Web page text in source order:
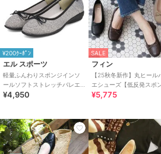
¥200ｸｰﾎﾟﾝ
エル スポーツ
軽量ふんわりスポンジインソ
ールソフトストレッチバレエ
シューズ ESP14501
¥4,950
SALE
フィン
【25秋冬新作】丸ヒール
エシューズ【低反発スポ
入り】
¥5,775